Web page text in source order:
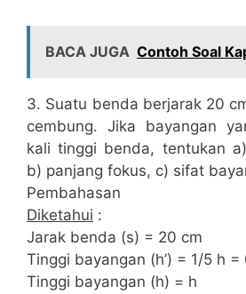
BACA JUGA Contoh Soal
3. Suatu benda berjarak 20
cembung. Jika bayangan
kali tinggi benda, tentukan
b) panjang fokus, c) sifat
Pembahasan
Diketahui :
Jarak benda (s) = 20 cm
Tinggi bayangan (h’) = 1/5 h =
Tinggi bayangan (h) = h